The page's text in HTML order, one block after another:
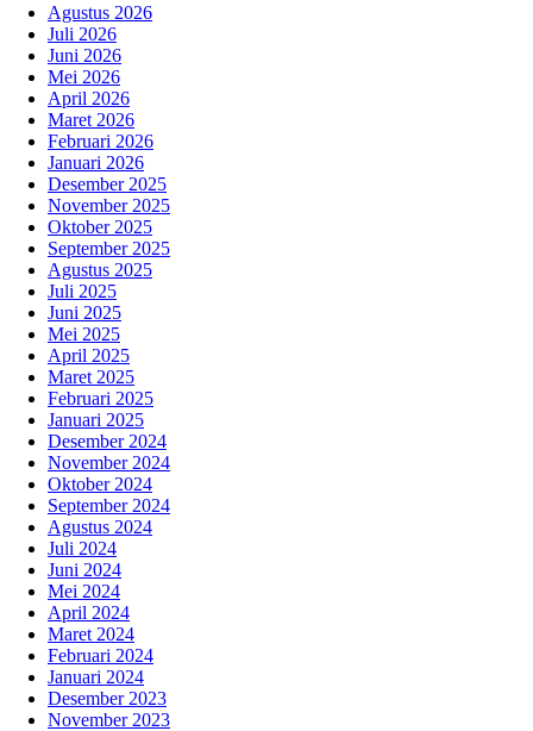
Agustus 2026
Juli 2026
Juni 2026
Mei 2026
April 2026
Maret 2026
Februari 2026
Januari 2026
Desember 2025
November 2025
Oktober 2025
September 2025
Agustus 2025
Juli 2025
Juni 2025
Mei 2025
April 2025
Maret 2025
Februari 2025
Januari 2025
Desember 2024
November 2024
Oktober 2024
September 2024
Agustus 2024
Juli 2024
Juni 2024
Mei 2024
April 2024
Maret 2024
Februari 2024
Januari 2024
Desember 2023
November 2023